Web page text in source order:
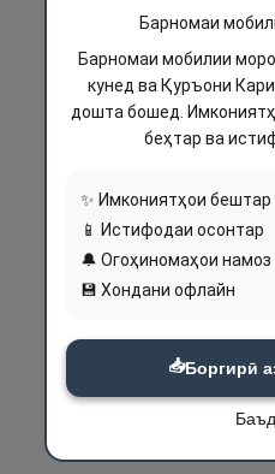
Барномаи
Барномаи мобилии
кунед ва Қуръони
дошта бошед.
беҳтар ва
✨ Имкониятҳои бештар
📱 Истифодаи осонтар
🔔 Огоҳиномаҳои намоз
💾 Хондани офлайн
📥Боргирӣ